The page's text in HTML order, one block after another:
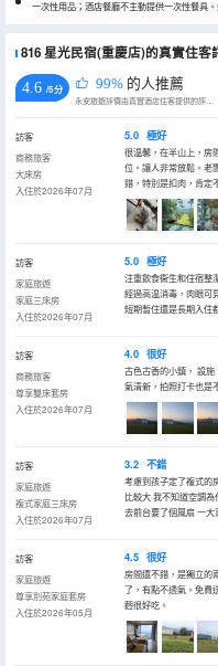
一次性用品；酒店餐廳不主動提供一次性餐具
816 星光民宿(重慶店)的真實住客
4.6 /5分 99% 的人推薦
永安旅遊評價由真實酒店住客提供的評價。
訪客
商務旅客
大床房
入住於2026年07月
5.0 極好
很温馨，在半山上，房
位。讓人非常放鬆。老
錯，特別是扣肉，肯定
訪客
家庭旅遊
家庭三床房
入住於2026年07月
5.0 極好
注重飲食衞生和住宿整
經過高温消毒，肉眼可
短期暫住還是長期入住
訪客
商務旅客
尊享雙床套房
入住於2026年07月
4.0 很好
古色古香的小鎮， 設
氣清新，拍照打卡也是
訪客
家庭旅遊
複式家庭三床房
入住於2026年07月
3.2 不錯
考慮到孩子定了複式的
比較大 我不知道空調
去前台要了個風扇 一
訪客
家庭旅遊
尊享別苑家庭套房
入住於2026年05月
4.5 很好
房間還不錯，是獨立的
了，有點不透氣。免費
麪很好吃。